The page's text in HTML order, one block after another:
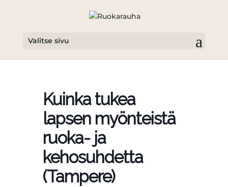
Valitse sivu
Kuinka tukea
lapsen myönteistä
ruoka- ja
kehosuhdetta
(Tampere)